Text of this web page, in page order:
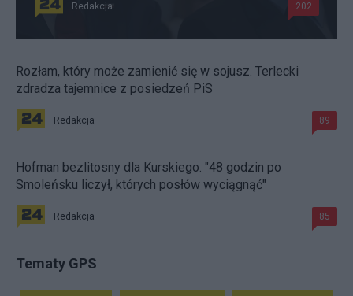
Redakcja 202
Rozłam, który może zamienić się w sojusz. Terlecki
zdradza tajemnice z posiedzeń PiS
Redakcja 89
Hofman bezlitosny dla Kurskiego. "48 godzin po
Smoleńsku liczył, których posłów wyciągnąć"
Redakcja 85
Tematy GPS